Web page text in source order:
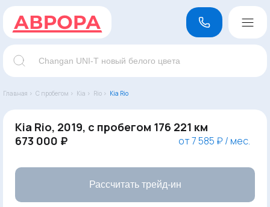
Главная › С пробегом › Kia › Rio › Kia Rio
Kia Rio, 2019, с пробегом 176 221 км
673 000 ₽
от 7 585 ₽ / мес.
Рассчитать трейд-ин